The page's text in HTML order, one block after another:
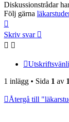
Diskussionstrådar
Följ gärna
Skriv svar
1 inlägg • Sida 1 av 1
Återgå till